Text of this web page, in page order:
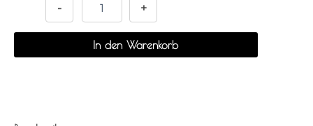
-
Menge
+
In den Warenkorb